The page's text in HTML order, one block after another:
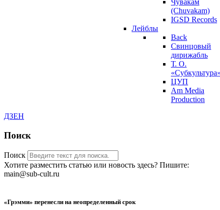
Чувакам
(Chuvakam)
IGSD Records
Лейблы
Back
Свинцовый
дирижабль
Т. О.
ЦУП
Am Media
Production
ДЗЕН
Поиск
Поиск
Хотите разместить статью или новость здесь? Пишите:
main@sub-cult.ru
«Грэмми» перенесли на неопределенный срок